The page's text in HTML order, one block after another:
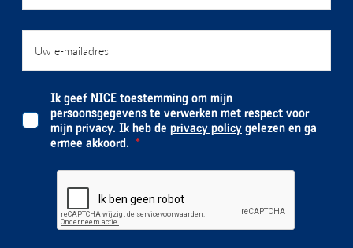
Ik geef NICE toestemming om mijn
persoonsgegevens te verwerken met respect voor
mijn privacy. Ik heb de privacy policy gelezen en ga
ermee akkoord.